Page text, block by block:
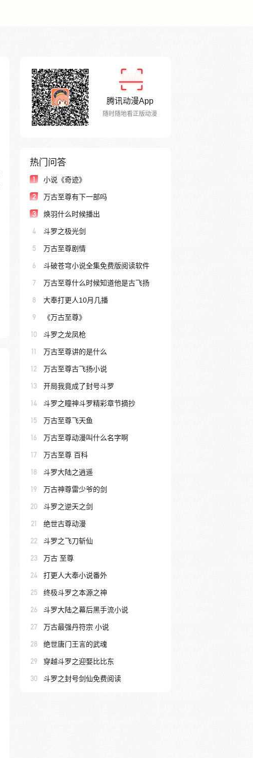
腾讯动漫App
随时随地看正版动漫
热门问答
1 小说《奇迹》
2 万古至尊有下一部吗
3 焕羽什么时候播出
4 斗罗之极光剑
5 万古至尊剧情
6 斗破苍穹小说全集免费版阅读软件
7 万古至尊什么时候知道他是古飞扬
8 大奉打更人10月几播
9 《万古至尊》
10 斗罗之龙凤枪
11 万古至尊讲的是什么
12 万古至尊古飞扬小说
13 开局我竟成了封号斗罗
14 斗罗之瞳神斗罗精彩章节摘抄
15 万古至尊飞天鱼
16 万古至尊动漫叫什么名字啊
17 万古至尊 百科
18 斗罗大陆之逍遥
19 万古神尊雷少爷的剑
20 斗罗之逆天之剑
21 绝世古尊动漫
22 斗罗之飞刀斩仙
23 万古 至尊
24 打更人大奉小说番外
25 终极斗罗之本源之神
26 斗罗大陆之幕后黑手流小说
27 万古最强丹符宗 小说
28 绝世唐门王言的武魂
29 穿越斗罗之迎娶比比东
30 斗罗之封号剑仙免费阅读